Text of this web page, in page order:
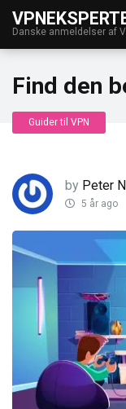
Danske anmeldelser af
Find den
Guider til VPN
by Peter
5 år ago